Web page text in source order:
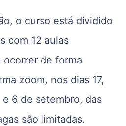
o curso está dividido
com 12 aulas
ocorrer de forma
zoom, nos dias 17,
6 de setembro, das
são limitadas.